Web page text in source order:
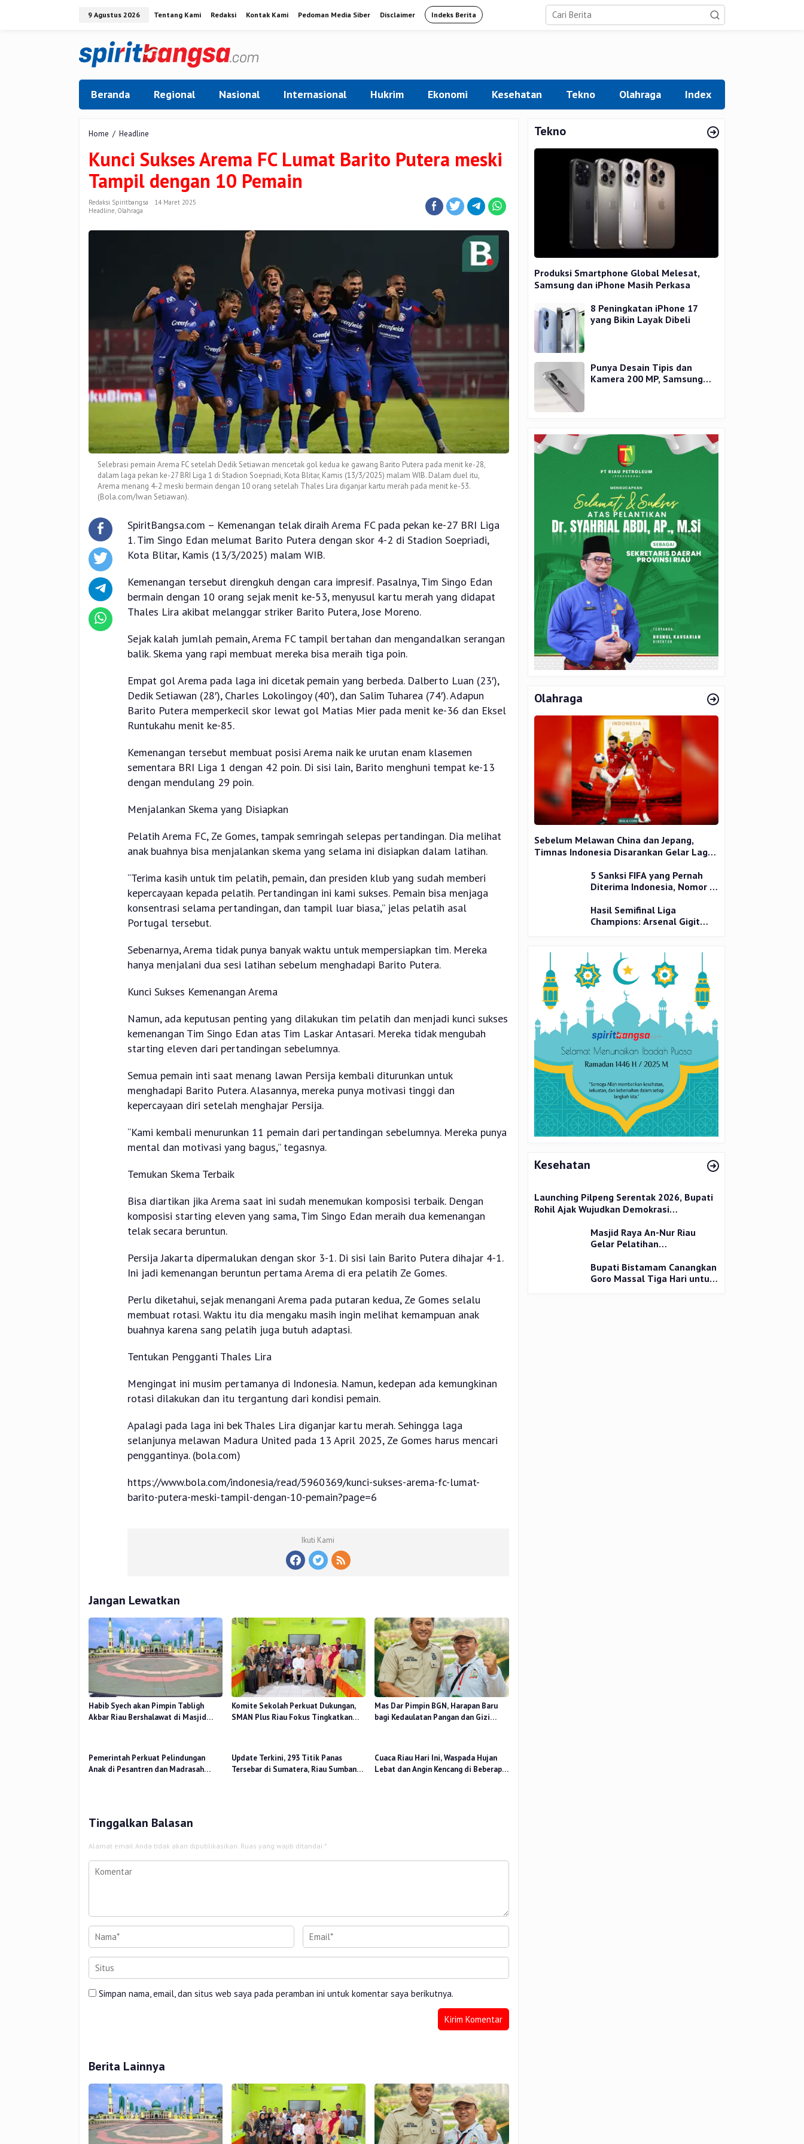
9 Agustus 2026 Tentang Kami Redaksi Kontak Kami Pedoman Media Siber Disclaimer Indeks Berita
Beranda Regional Nasional Internasional Hukrim Ekonomi Kesehatan Tekno Olahraga Index
Home / Headline
Arema
FC
Lumat
Barito
Putera
Kunci Sukses Arema FC Lumat Barito Putera meski
Tampil dengan 10 Pemain
Redaksi Spiritbangsa
14 Maret 2025
Headline, Olahraga
Selebrasi pemain Arema FC setelah Dedik Setiawan mencetak gol kedua ke gawang Barito Putera pada menit ke-28,
dalam laga pekan ke-27 BRI Liga 1 di Stadion Soepriadi, Kota Blitar, Kamis (13/3/2025) malam WIB. Dalam duel itu,
Arema menang 4-2 meski bermain dengan 10 orang setelah Thales Lira diganjar kartu merah pada menit ke-53.
(Bola.com/Iwan Setiawan).
SpiritBangsa.com – Kemenangan telak diraih Arema FC pada pekan ke-27 BRI Liga
1. Tim Singo Edan melumat Barito Putera dengan skor 4-2 di Stadion Soepriadi,
Kota Blitar, Kamis (13/3/2025) malam WIB.
Kemenangan tersebut direngkuh dengan cara impresif. Pasalnya, Tim Singo Edan
bermain dengan 10 orang sejak menit ke-53, menyusul kartu merah yang didapat
Thales Lira akibat melanggar striker Barito Putera, Jose Moreno.
Sejak kalah jumlah pemain, Arema FC tampil bertahan dan mengandalkan serangan
balik. Skema yang rapi membuat mereka bisa meraih tiga poin.
Empat gol Arema pada laga ini dicetak pemain yang berbeda. Dalberto Luan (23′),
Dedik Setiawan (28′), Charles Lokolingoy (40′), dan Salim Tuharea (74′). Adapun
Barito Putera memperkecil skor lewat gol Matias Mier pada menit ke-36 dan Eksel
Runtukahu menit ke-85.
Kemenangan tersebut membuat posisi Arema naik ke urutan enam klasemen
sementara BRI Liga 1 dengan 42 poin. Di sisi lain, Barito menghuni tempat ke-13
dengan mendulang 29 poin.
Menjalankan Skema yang Disiapkan
Pelatih Arema FC, Ze Gomes, tampak semringah selepas pertandingan. Dia melihat
anak buahnya bisa menjalankan skema yang selama ini disiapkan dalam latihan.
“Terima kasih untuk tim pelatih, pemain, dan presiden klub yang sudah memberi
kepercayaan kepada pelatih. Pertandingan ini kami sukses. Pemain bisa menjaga
konsentrasi selama pertandingan, dan tampil luar biasa,” jelas pelatih asal
Portugal tersebut.
Sebenarnya, Arema tidak punya banyak waktu untuk mempersiapkan tim. Mereka
hanya menjalani dua sesi latihan sebelum menghadapi Barito Putera.
Kunci Sukses Kemenangan Arema
Namun, ada keputusan penting yang dilakukan tim pelatih dan menjadi kunci sukses
kemenangan Tim Singo Edan atas Tim Laskar Antasari. Mereka tidak mengubah
starting eleven dari pertandingan sebelumnya.
Semua pemain inti saat menang lawan Persija kembali diturunkan untuk
menghadapi Barito Putera. Alasannya, mereka punya motivasi tinggi dan
kepercayaan diri setelah menghajar Persija.
“Kami kembali menurunkan 11 pemain dari pertandingan sebelumnya. Mereka punya
mental dan motivasi yang bagus,” tegasnya.
Temukan Skema Terbaik
Bisa diartikan jika Arema saat ini sudah menemukan komposisi terbaik. Dengan
komposisi starting eleven yang sama, Tim Singo Edan meraih dua kemenangan
telak secara beruntun.
Persija Jakarta dipermalukan dengan skor 3-1. Di sisi lain Barito Putera dihajar 4-1.
Ini jadi kemenangan beruntun pertama Arema di era pelatih Ze Gomes.
Perlu diketahui, sejak menangani Arema pada putaran kedua, Ze Gomes selalu
membuat rotasi. Waktu itu dia mengaku masih ingin melihat kemampuan anak
buahnya karena sang pelatih juga butuh adaptasi.
Tentukan Pengganti Thales Lira
Mengingat ini musim pertamanya di Indonesia. Namun, kedepan ada kemungkinan
rotasi dilakukan dan itu tergantung dari kondisi pemain.
Apalagi pada laga ini bek Thales Lira diganjar kartu merah. Sehingga laga
selanjunya melawan Madura United pada 13 April 2025, Ze Gomes harus mencari
penggantinya. (bola.com)
https://www.bola.com/indonesia/read/5960369/kunci-sukses-arema-fc-lumat-
barito-putera-meski-tampil-dengan-10-pemain?page=6
Ikuti Kami
Jangan Lewatkan
Habib Syech akan Pimpin Tabligh
Akbar Riau Bershalawat di Masjid
Komite Sekolah Perkuat Dukungan,
SMAN Plus Riau Fokus Tingkatkan
Mas Dar Pimpin BGN, Harapan Baru
bagi Kedaulatan Pangan dan Gizi
Pemerintah Perkuat Pelindungan
Anak di Pesantren dan Madrasah
Update Terkini, 293 Titik Panas
Tersebar di Sumatera, Riau Sumbang
Cuaca Riau Hari Ini, Waspada Hujan
Lebat dan Angin Kencang di Beberapa
Tinggalkan Balasan
Alamat email Anda tidak akan dipublikasikan. Ruas yang wajib ditandai *
Simpan nama, email, dan situs web saya pada peramban ini untuk komentar saya berikutnya.
Berita Lainnya
Tekno
Produksi Smartphone Global Melesat,
Samsung dan iPhone Masih Perkasa
8 Peningkatan iPhone 17
yang Bikin Layak Dibeli
Punya Desain Tipis dan
Kamera 200 MP, Samsung
Olahraga
Sebelum Melawan China dan Jepang,
Timnas Indonesia Disarankan Gelar Laga
5 Sanksi FIFA yang Pernah
Diterima Indonesia, Nomor 1
Hasil Semifinal Liga
Champions: Arsenal Gigit
Kesehatan
Launching Pilpeng Serentak 2026, Bupati
Rohil Ajak Wujudkan Demokrasi
Masjid Raya An-Nur Riau
Gelar Pelatihan
Langsung Praktik dan Gratis
Bupati Bistamam Canangkan
Goro Massal Tiga Hari untuk